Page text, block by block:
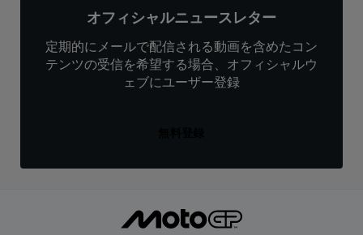
オフィシャルニュースレター
定期的にメールで配信される動画を含めたコン
テンツの受信を希望する場合、オフィシャルウ
ェブにユーザー登録